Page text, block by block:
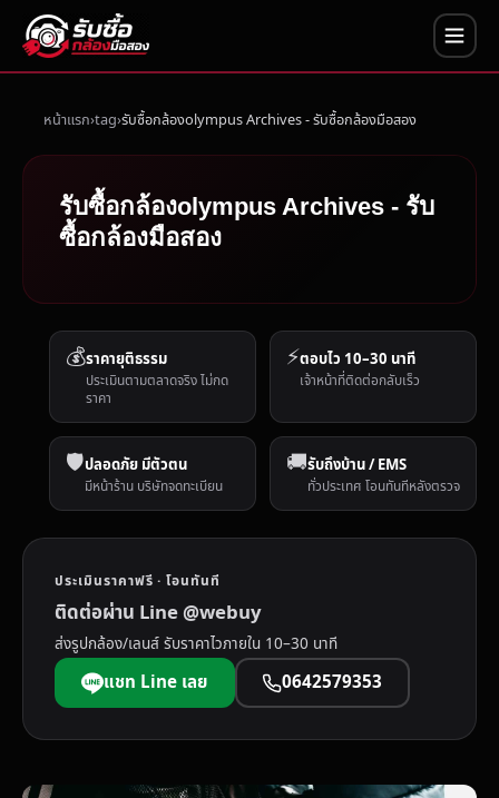
หน้าแรก tag รับซื้อกล้องolympus Archives - รับซื้อกล้องมือสอง
รับซื้อกล้องolympus Archives - รับ
ซื้อกล้องมือสอง
💰ราคายุติธรรม
ประเมินตามตลาดจริง ไม่กด
ราคา
⚡ตอบไว 10–30 นาที
เจ้าหน้าที่ติดต่อกลับเร็ว
🛡️ปลอดภัย มีตัวตน
มีหน้าร้าน บริษัทจดทะเบียน
🚚รับถึงบ้าน / EMS
ทั่วประเทศ โอนทันทีหลังตรวจ
ประเมินราคาฟรี · โอนทันที
ติดต่อผ่าน Line @webuy
ส่งรูปกล้อง/เลนส์ รับราคาไวภายใน 10–30 นาที
แชท Line เลย 0642579353